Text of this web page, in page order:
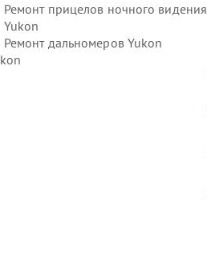
Ремонт прицелов ночного видения
Yukon
Ремонт дальномеров Yukon